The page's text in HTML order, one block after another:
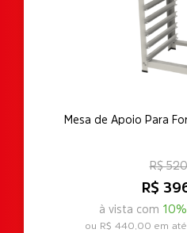
Mesa de Apoio Para
R$
à vista com
R$
R$ 440,00